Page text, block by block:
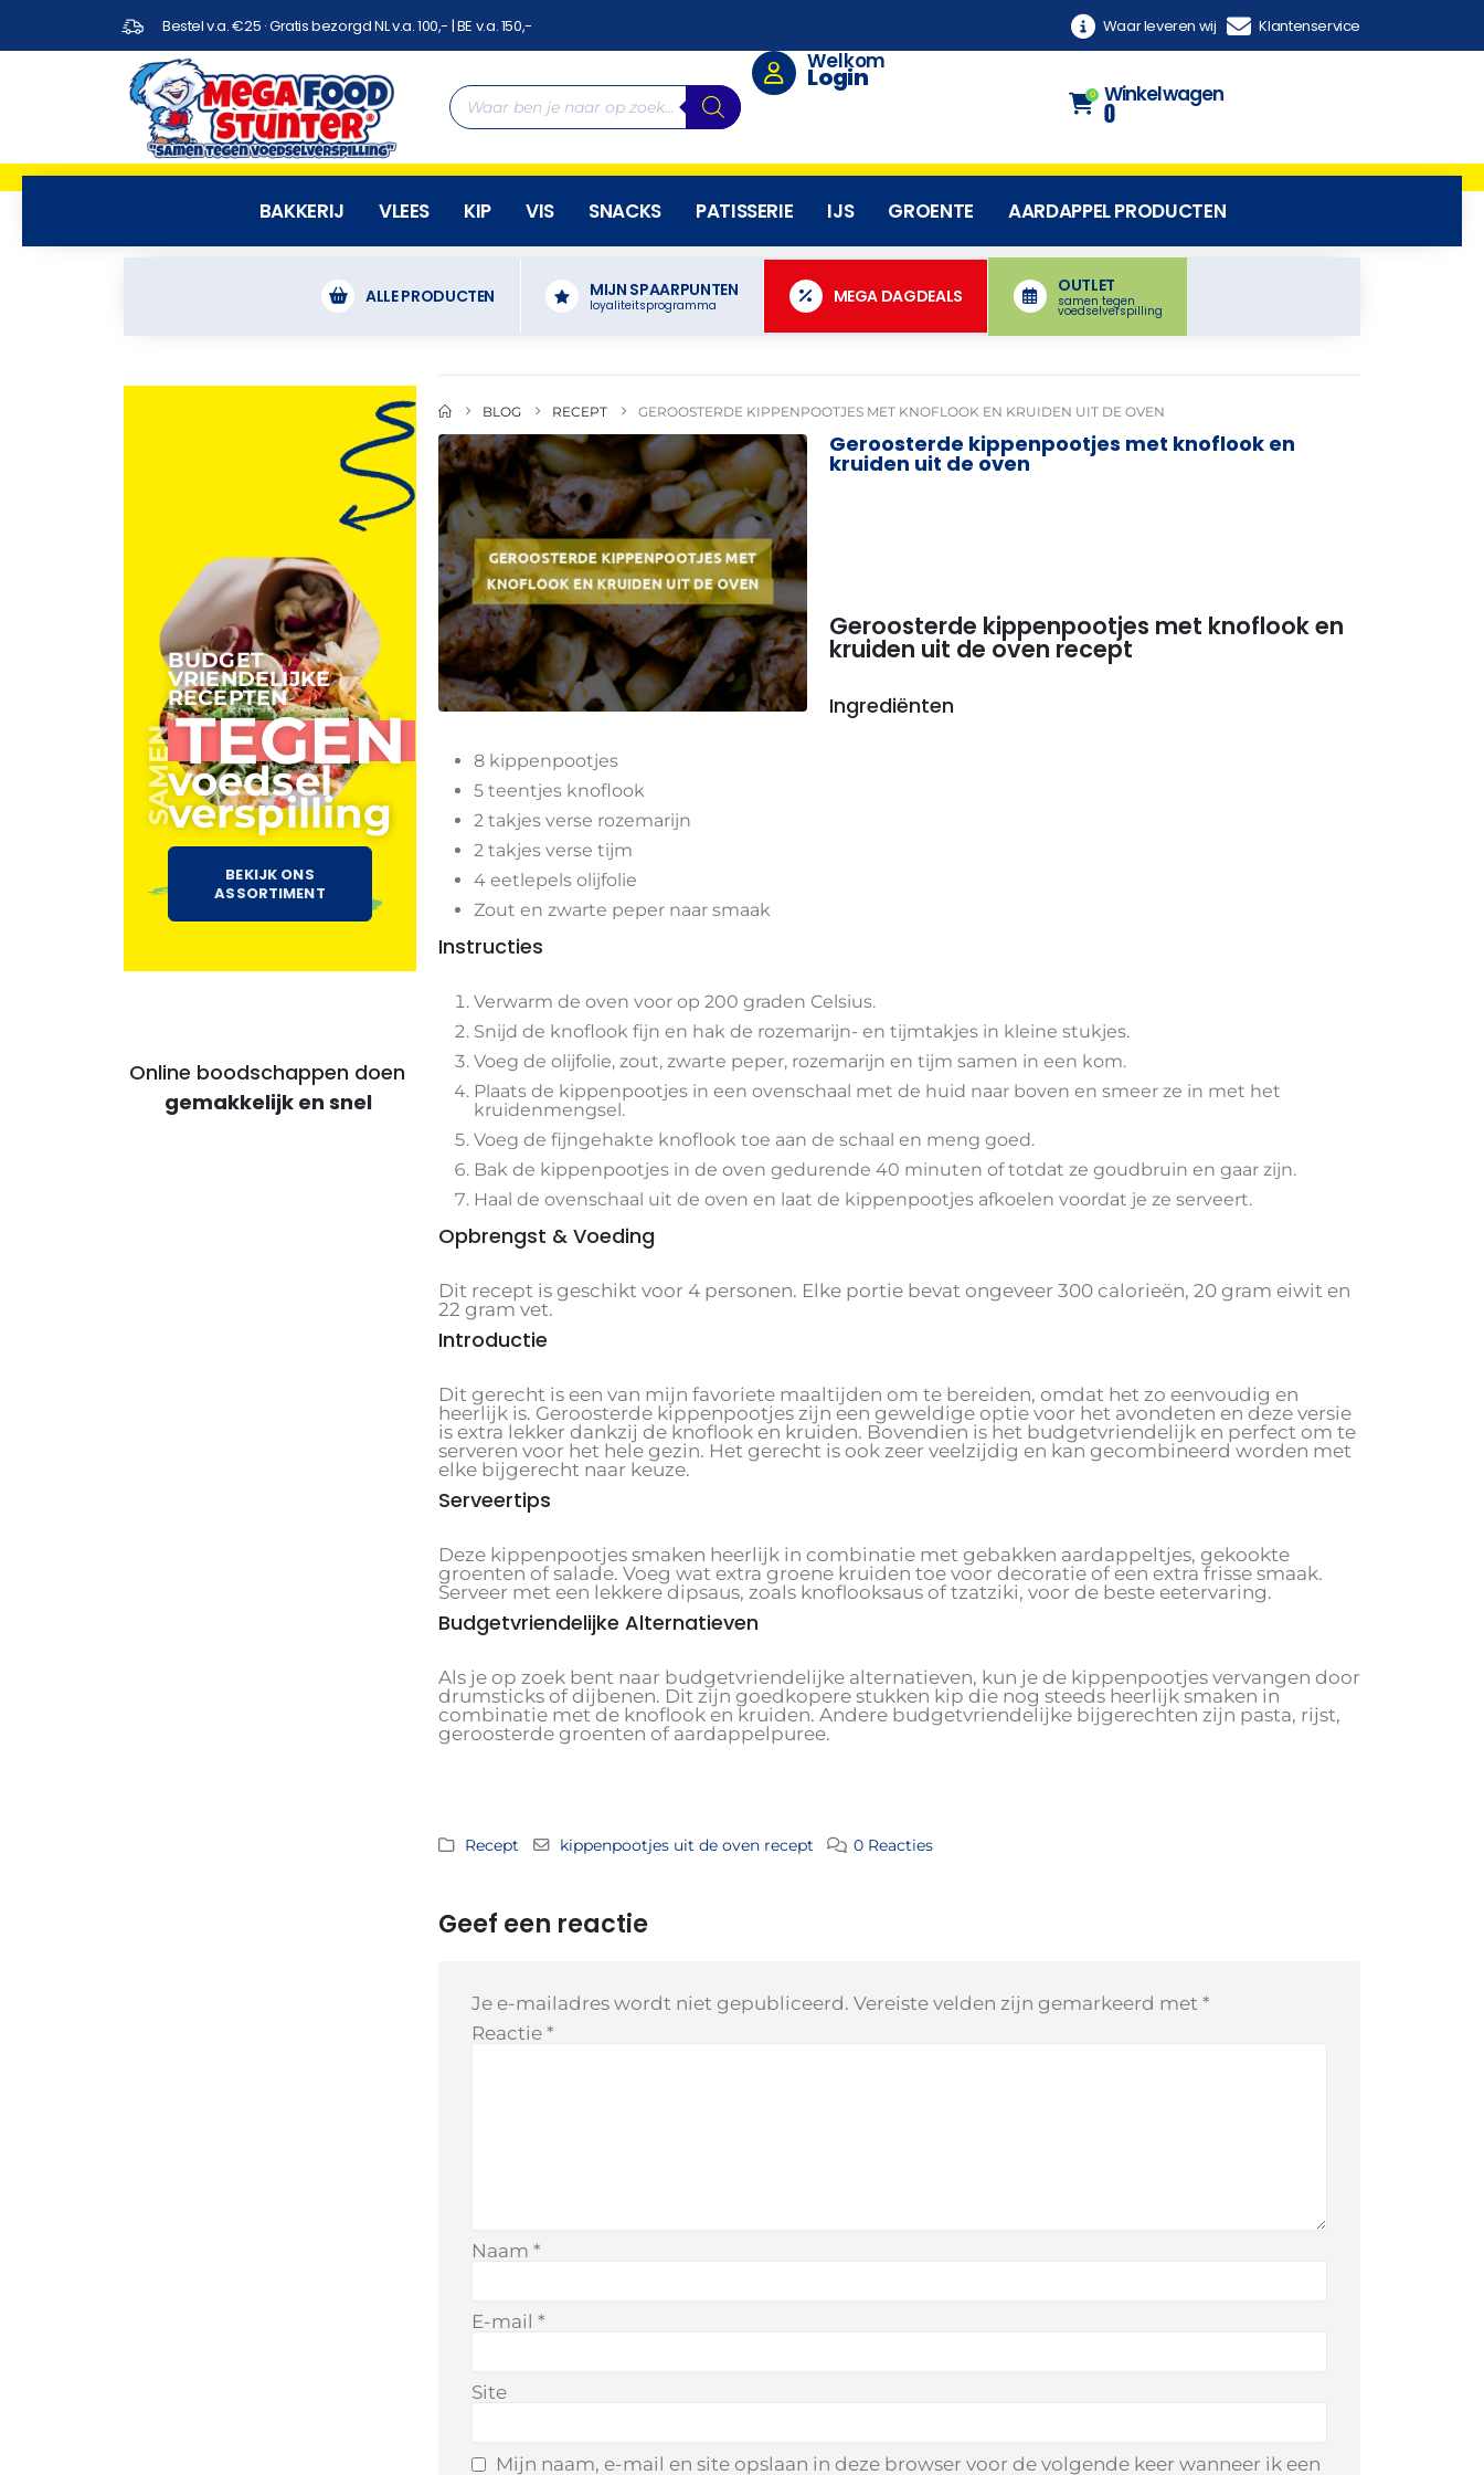
Bestel v.a. €25 · Gratis bezorgd NL v.a. 100,- | BE v.a. 150,- Waar leveren wij Klantenservice
Welkom
Login
0 Winkelwagen
0
BAKKERIJ VLEES KIP VIS SNACKS PATISSERIE IJS GROENTE AARDAPPEL PRODUCTEN
ALLE PRODUCTEN MIJN SPAARPUNTEN
loyaliteitsprogramma MEGA DAGDEALS
OUTLET
samen tegen
voedselverspilling
BLOG RECEPT GEROOSTERDE KIPPENPOOTJES MET KNOFLOOK EN KRUIDEN UIT DE OVEN
Geroosterde kippenpootjes met knoflook en
kruiden uit de oven
Geroosterde kippenpootjes met knoflook en
kruiden uit de oven recept
Ingrediënten
8 kippenpootjes
5 teentjes knoflook
2 takjes verse rozemarijn
2 takjes verse tijm
4 eetlepels olijfolie
Zout en zwarte peper naar smaak
Instructies
Verwarm de oven voor op 200 graden Celsius.
Snijd de knoflook fijn en hak de rozemarijn- en tijmtakjes in kleine stukjes.
Voeg de olijfolie, zout, zwarte peper, rozemarijn en tijm samen in een kom.
Plaats de kippenpootjes in een ovenschaal met de huid naar boven en smeer ze in met het
kruidenmengsel.
Voeg de fijngehakte knoflook toe aan de schaal en meng goed.
Bak de kippenpootjes in de oven gedurende 40 minuten of totdat ze goudbruin en gaar zijn.
Haal de ovenschaal uit de oven en laat de kippenpootjes afkoelen voordat je ze serveert.
Opbrengst & Voeding
Dit recept is geschikt voor 4 personen. Elke portie bevat ongeveer 300 calorieën, 20 gram eiwit en
22 gram vet.
Introductie
Dit gerecht is een van mijn favoriete maaltijden om te bereiden, omdat het zo eenvoudig en
heerlijk is. Geroosterde kippenpootjes zijn een geweldige optie voor het avondeten en deze versie
is extra lekker dankzij de knoflook en kruiden. Bovendien is het budgetvriendelijk en perfect om te
serveren voor het hele gezin. Het gerecht is ook zeer veelzijdig en kan gecombineerd worden met
elke bijgerecht naar keuze.
Serveertips
Deze kippenpootjes smaken heerlijk in combinatie met gebakken aardappeltjes, gekookte
groenten of salade. Voeg wat extra groene kruiden toe voor decoratie of een extra frisse smaak.
Serveer met een lekkere dipsaus, zoals knoflooksaus of tzatziki, voor de beste eetervaring.
Budgetvriendelijke Alternatieven
Als je op zoek bent naar budgetvriendelijke alternatieven, kun je de kippenpootjes vervangen door
drumsticks of dijbenen. Dit zijn goedkopere stukken kip die nog steeds heerlijk smaken in
combinatie met de knoflook en kruiden. Andere budgetvriendelijke bijgerechten zijn pasta, rijst,
geroosterde groenten of aardappelpuree.
Recept kippenpootjes uit de oven recept 0 Reacties
Geef een reactie
Je e-mailadres wordt niet gepubliceerd. Vereiste velden zijn gemarkeerd met *
Reactie *
Naam *
E-mail *
Site
Mijn naam, e-mail en site opslaan in deze browser voor de volgende keer wanneer ik een
BUDGET
VRIENDELIJKE
RECEPTEN
SAMENTEGEN
voedsel
verspilling
BEKIJK ONS
ASSORTIMENT
Online boodschappen doen
voor voordelige maaltijden